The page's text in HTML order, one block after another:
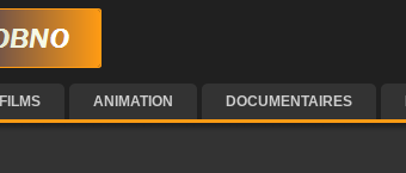
FILMS ANIMATION DOCUMENTAIRES